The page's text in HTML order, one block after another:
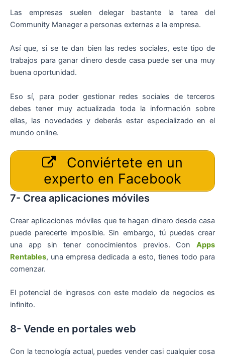
Las empresas suelen delegar bastante la tarea del
Community Manager a personas externas a la empresa.
Así que, si se te dan bien las redes sociales, este tipo de
trabajos para ganar dinero desde casa puede ser una muy
buena oportunidad.
Eso sí, para poder gestionar redes sociales de terceros
debes tener muy actualizada toda la información sobre
ellas, las novedades y deberás estar especializado en el
mundo online.
Conviértete en un
experto en Facebook
7- Crea aplicaciones móviles
Crear aplicaciones móviles que te hagan dinero desde casa
puede parecerte imposible. Sin embargo, tú puedes crear
una app sin tener conocimientos previos. Con Apps
Rentables, una empresa dedicada a esto, tienes todo para
comenzar.
El potencial de ingresos con este modelo de negocios es
infinito.
8- Vende en portales web
Con la tecnología actual, puedes vender casi cualquier cosa